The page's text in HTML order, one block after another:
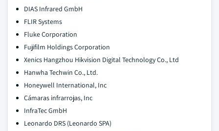
DIAS Infrared GmbH
FLIR Systems
Fluke Corporation
Fujifilm Holdings Corporation
Xenics Hangzhou Hikvision Digital Technology Co., Ltd
Hanwha Techwin Co., Ltd.
Honeywell International, Inc
Cámaras infrarrojas, Inc
InfraTec GmbH
Leonardo DRS (Leonardo SPA)